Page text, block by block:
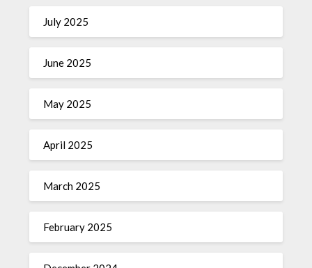
July 2025
June 2025
May 2025
April 2025
March 2025
February 2025